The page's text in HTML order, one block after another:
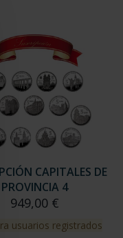
CAPITALES DE
PROVINCIA 4
949,00 €
usuarios registrados